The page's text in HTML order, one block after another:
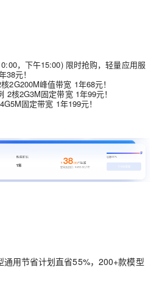
，下午15:00) 限时抢购，轻量应用服
元！
2G200M峰值带宽 1年68元！
核2G3M固定带宽 1年99元！
固定带宽 1年199元！
用节省计划直省55%，200+款模型